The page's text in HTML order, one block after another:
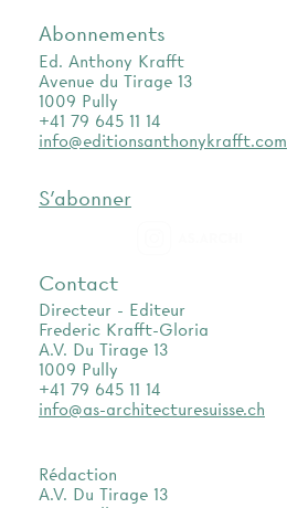
Abonnements
Ed. Anthony Krafft
Avenue du Tirage 13
1009 Pully
+41 79 645 11 14
info@editionsanthonykrafft.com
S'abonner
Contact
Directeur - Editeur
Frederic Krafft-Gloria
A.V. Du Tirage 13
1009 Pully
+41 79 645 11 14
info@as-architecturesuisse.ch
Rédaction
A.V. Du Tirage 13